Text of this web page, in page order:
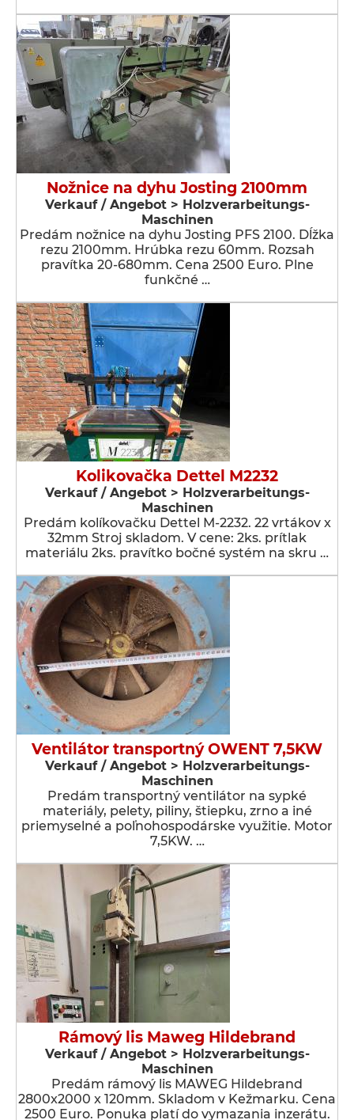
Nožnice na dyhu Josting 2100mm
Verkauf / Angebot > Holzverarbeitungs-
Maschinen
Predám nožnice na dyhu Josting PFS 2100. Dĺžka
rezu 2100mm. Hrúbka rezu 60mm. Rozsah
pravítka 20-680mm. Cena 2500 Euro. Plne
funkčné …
Kolikovačka Dettel M2232
Verkauf / Angebot > Holzverarbeitungs-
Maschinen
Predám kolíkovačku Dettel M-2232. 22 vrtákov x
32mm Stroj skladom. V cene: 2ks. prítlak
materiálu 2ks. pravítko bočné systém na skru …
Ventilátor transportný OWENT 7,5KW
Verkauf / Angebot > Holzverarbeitungs-
Maschinen
Predám transportný ventilátor na sypké
materiály, pelety, piliny, štiepku, zrno a iné
priemyselné a poľnohospodárske využitie. Motor
7,5KW. …
Rámový lis Maweg Hildebrand
Verkauf / Angebot > Holzverarbeitungs-
Maschinen
Predám rámový lis MAWEG Hildebrand
2800x2000 x 120mm. Skladom v Kežmarku. Cena
2500 Euro. Ponuka platí do vymazania inzerátu.